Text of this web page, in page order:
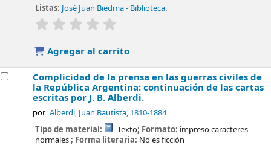
Listas: José Juan Biedma - Biblioteca.
valoración
Agregar al carrito
Complicidad de la prensa en las guerras civiles de
la República Argentina: continuación de las cartas
escritas por J. B. Alberdi.
por Alberdi, Juan Bautista, 1810-1884
Tipo de material: Texto; Formato: impreso caracteres
normales; Forma literaria: No es ficción